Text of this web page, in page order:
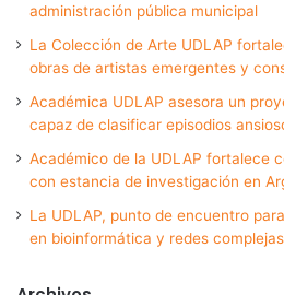
administración pública municipal
La Colección de Arte UDLAP
obras de artistas emergentes y
Académica UDLAP asesora un
capaz de clasificar episodios
Académico de la UDLAP fortalece
con estancia de investigación en
La UDLAP, punto de encuentro
en bioinformática y redes complejas